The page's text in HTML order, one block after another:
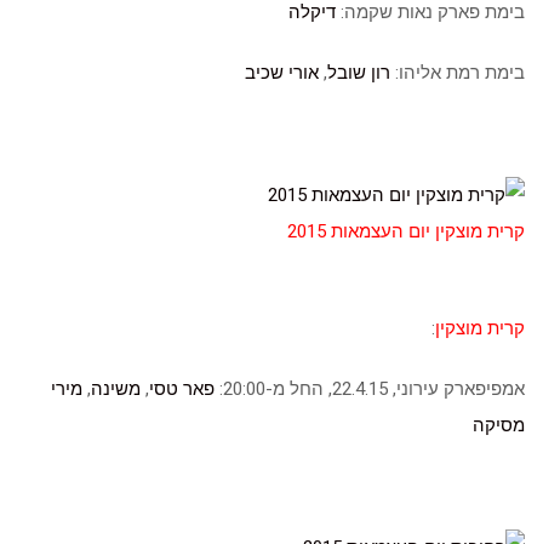
בימת פארק נאות שקמה: דיקלה
בימת רמת אליהו: רון שובל, אורי שכיב
קרית מוצקין יום העצמאות 2015
קרית מוצקין:
אמפיפארק עירוני, 22.4.15, החל מ-20:00: פאר טסי, משינה, מירי
מסיקה